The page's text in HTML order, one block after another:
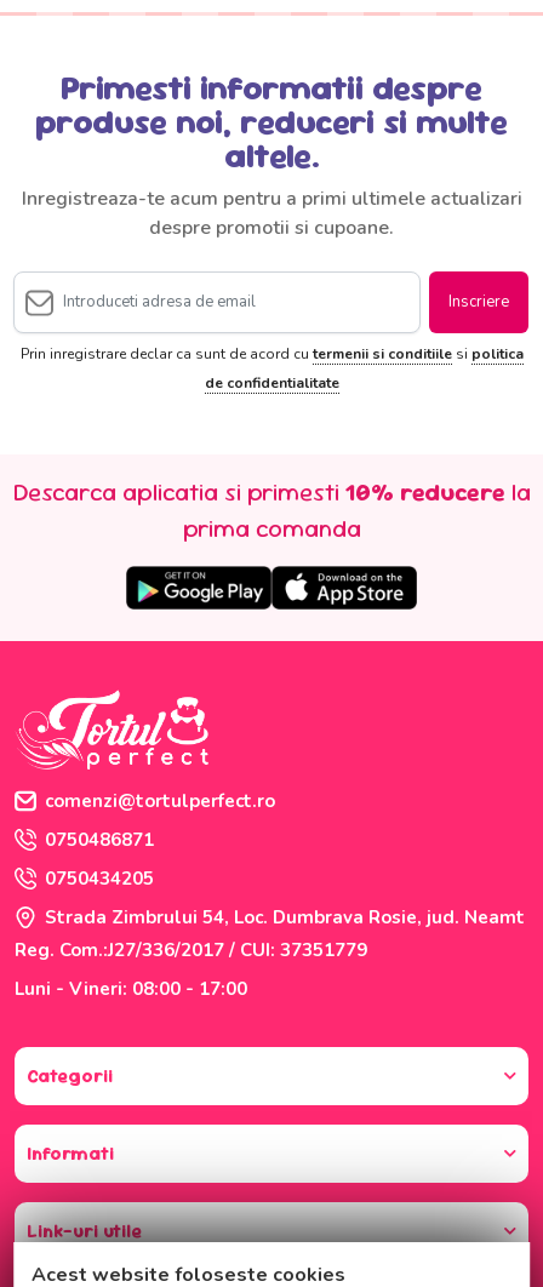
Primesti informatii despre
produse noi, reduceri si multe
altele.
Inregistreaza-te acum pentru a primi ultimele actualizari
despre promotii si cupoane.
Inscriere
Prin inregistrare declar ca sunt de acord cutermenii si conditiilesi politica
de confidentialitate
Descarca aplicatia si primesti 10% reducere la
prima comanda
comenzi@tortulperfect.ro
0750486871
0750434205
Strada Zimbrului 54, Loc. Dumbrava Rosie, jud. Neamt
Reg. Com.:J27/336/2017 / CUI: 37351779
Luni - Vineri: 08:00 - 17:00
Categorii
Informati
Link-uri utile
Acest website foloseste cookies